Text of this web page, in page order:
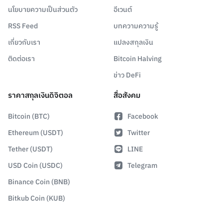
นโยบายความเป็นส่วนตัว
RSS Feed
เกี่ยวกับเรา
ติดต่อเรา
อีเวนต์
บทความความรู้
แปลงสกุลเงิน
Bitcoin Halving
ข่าว DeFi
ราคาสกุลเงินดิจิตอล
Bitcoin (BTC)
Ethereum (USDT)
Tether (USDT)
USD Coin (USDC)
Binance Coin (BNB)
Bitkub Coin (KUB)
สื่อสังคม
Facebook
Twitter
LINE
Telegram